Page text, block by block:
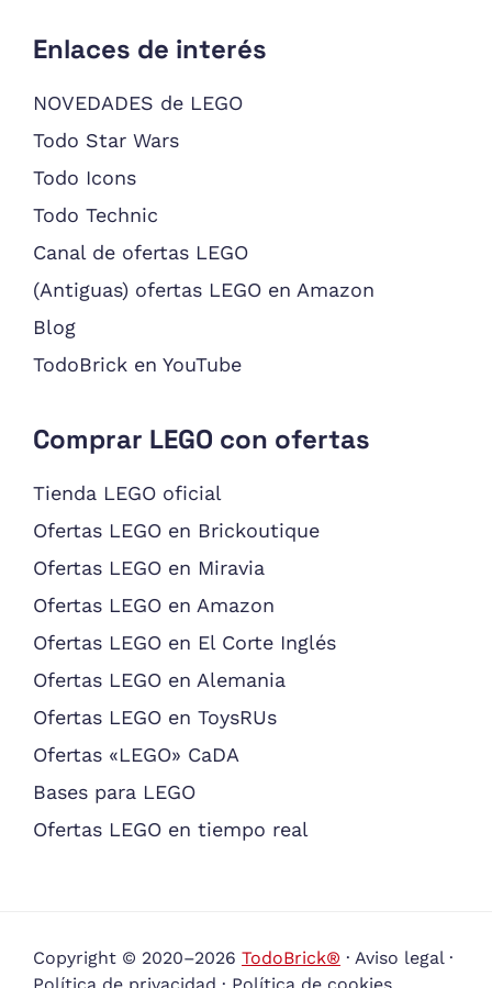
Enlaces de interés
NOVEDADES de LEGO
Todo Star Wars
Todo Icons
Todo Technic
Canal de ofertas LEGO
(Antiguas) ofertas LEGO en Amazon
Blog
TodoBrick en YouTube
Comprar LEGO con ofertas
Tienda LEGO oficial
Ofertas LEGO en Brickoutique
Ofertas LEGO en Miravia
Ofertas LEGO en Amazon
Ofertas LEGO en El Corte Inglés
Ofertas LEGO en Alemania
Ofertas LEGO en ToysRUs
Ofertas «LEGO» CaDA
Bases para LEGO
Ofertas LEGO en tiempo real
Copyright © 2020–2026 TodoBrick® · Aviso legal·